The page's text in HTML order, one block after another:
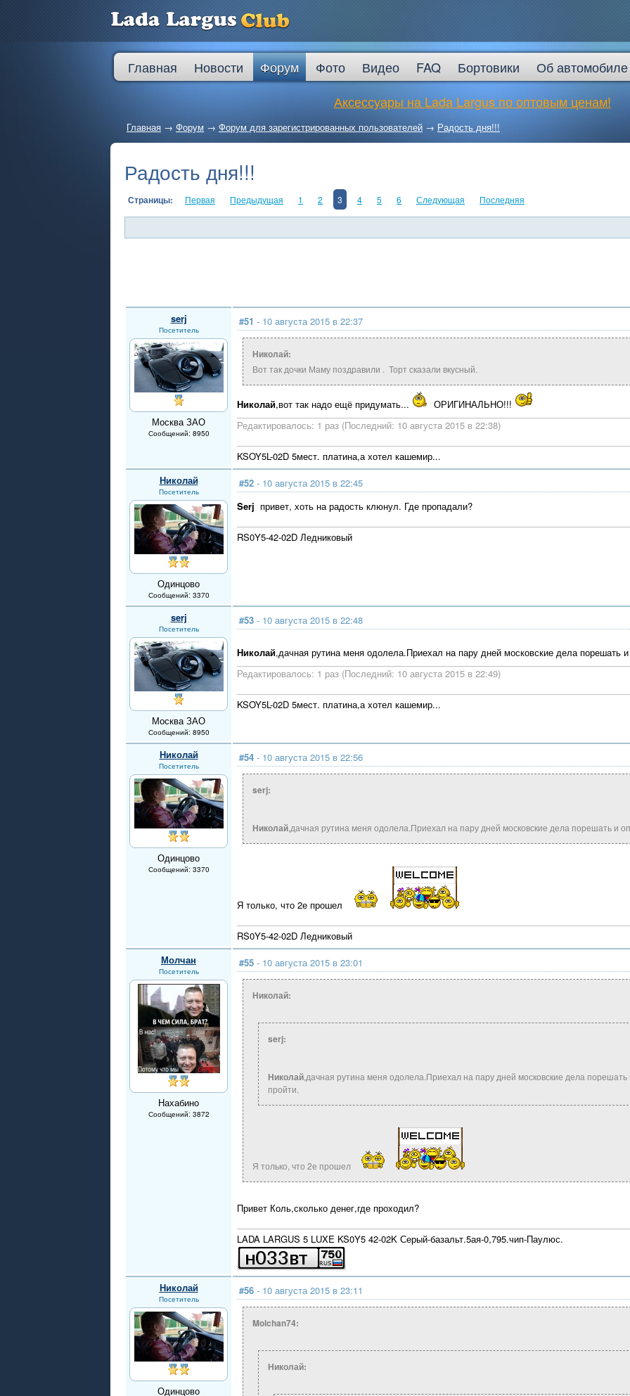
Главная Новости Форум Фото Видео FAQ Бортовики
Об автомобиле
Аксессуары на Lada Largus по оптовым ценам!
Главная → Форум → Форум для зарегистрированных пользователей → Радость дня!!!
Радость дня!!!
Страницы: Первая Предыдущая 1 2 3 4 5 6 Следующая Последняя
serj
Посетитель
Москва ЗАО
Сообщений: 8950
#51 - 10 августа 2015 в 22:37
Николай:
Вот так дочки Маму поздравили . Торт сказали вкусный.
Николай,вот так надо ещё придумать...
ОРИГИНАЛЬНО!!!
Редактировалось: 1 раз (Последний: 10 августа 2015 в 22:38)
KSOY5L-02D 5мест. платина,а хотел кашемир...
Николай
Посетитель
Одинцово
Сообщений: 3370
#52 - 10 августа 2015 в 22:45
Serj привет, хоть на радость клюнул. Где пропадали?
RS0Y5-42-02D Ледниковый
serj
Посетитель
Москва ЗАО
Сообщений: 8950
#53 - 10 августа 2015 в 22:48
Николай,дачная рутина меня одолела.Приехал на пару дней московские дела
Редактировалось: 1 раз (Последний: 10 августа 2015 в 22:49)
KSOY5L-02D 5мест. платина,а хотел кашемир...
Николай
Посетитель
Одинцово
Сообщений: 3370
#54 - 10 августа 2015 в 22:56
serj:
Николай,дачная рутина меня одолела.Приехал на пару дней московские дела порешать и
Я только, что 2е прошел
RS0Y5-42-02D Ледниковый
Молчан
Посетитель
Нахабино
Сообщений: 3872
#55 - 10 августа 2015 в 23:01
Николай:
serj:
Николай,дачная рутина меня одолела.Приехал на пару дней московские дела
пройти.
Я только, что 2е прошел
Привет Коль,сколько денег,где проходил?
LADA LARGUS 5 LUXE KS0Y5 42-02K Серый-базальт.5ая-0,795.чип-Паулюс.
Николай
Посетитель
Одинцово
#56 - 10 августа 2015 в 23:11
Molchan74:
Николай: